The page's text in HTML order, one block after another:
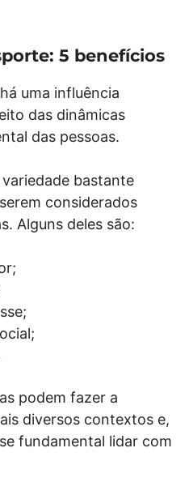
5 benefícios
uma influência
das dinâmicas
das pessoas.
bastante
considerados
Alguns deles são:
podem fazer a
diversos contextos e,
fundamental lidar com